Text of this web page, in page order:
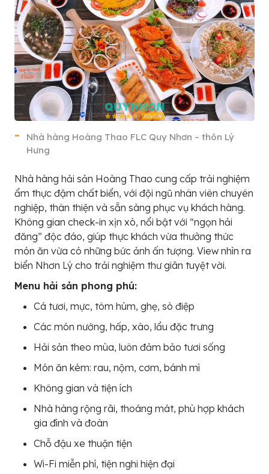
Nhà hàng Hoàng Thao FLC Quy Nhơn – thôn Lý
Hưng
Nhà hàng hải sản Hoàng Thao cung cấp trải nghiệm
ẩm thực đậm chất biển, với đội ngũ nhân viên chuyên
nghiệp, thân thiện và sẵn sàng phục vụ khách hàng.
Không gian check-in xịn xò, nổi bật với “ngọn hải
đăng” độc đáo, giúp thực khách vừa thưởng thức
món ăn vừa có những bức ảnh ấn tượng. View nhìn ra
biển Nhơn Lý cho trải nghiệm thư giãn tuyệt vời.
Menu hải sản phong phú:
Cá tươi, mực, tôm hùm, ghẹ, sò điệp
Các món nướng, hấp, xào, lẩu đặc trưng
Hải sản theo mùa, luôn đảm bảo tươi sống
Món ăn kèm: rau, nộm, cơm, bánh mì
Không gian và tiện ích
Nhà hàng rộng rãi, thoáng mát, phù hợp khách
gia đình và đoàn
Chỗ đậu xe thuận tiện
Wi-Fi miễn phí, tiện nghi hiện đại